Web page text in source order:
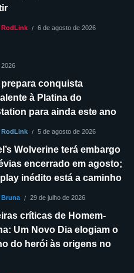
RodLink 6 de agosto de 2026
conquista
à Platina do
para ainda este ano
RodLink 5 de agosto de 2026
Wolverine terá embargo
encerrado em agosto;
inédito está a caminho
Bruna 29 de julho de 2026
críticas de Homem-
Um Novo Dia elogiam o
do herói às origens no